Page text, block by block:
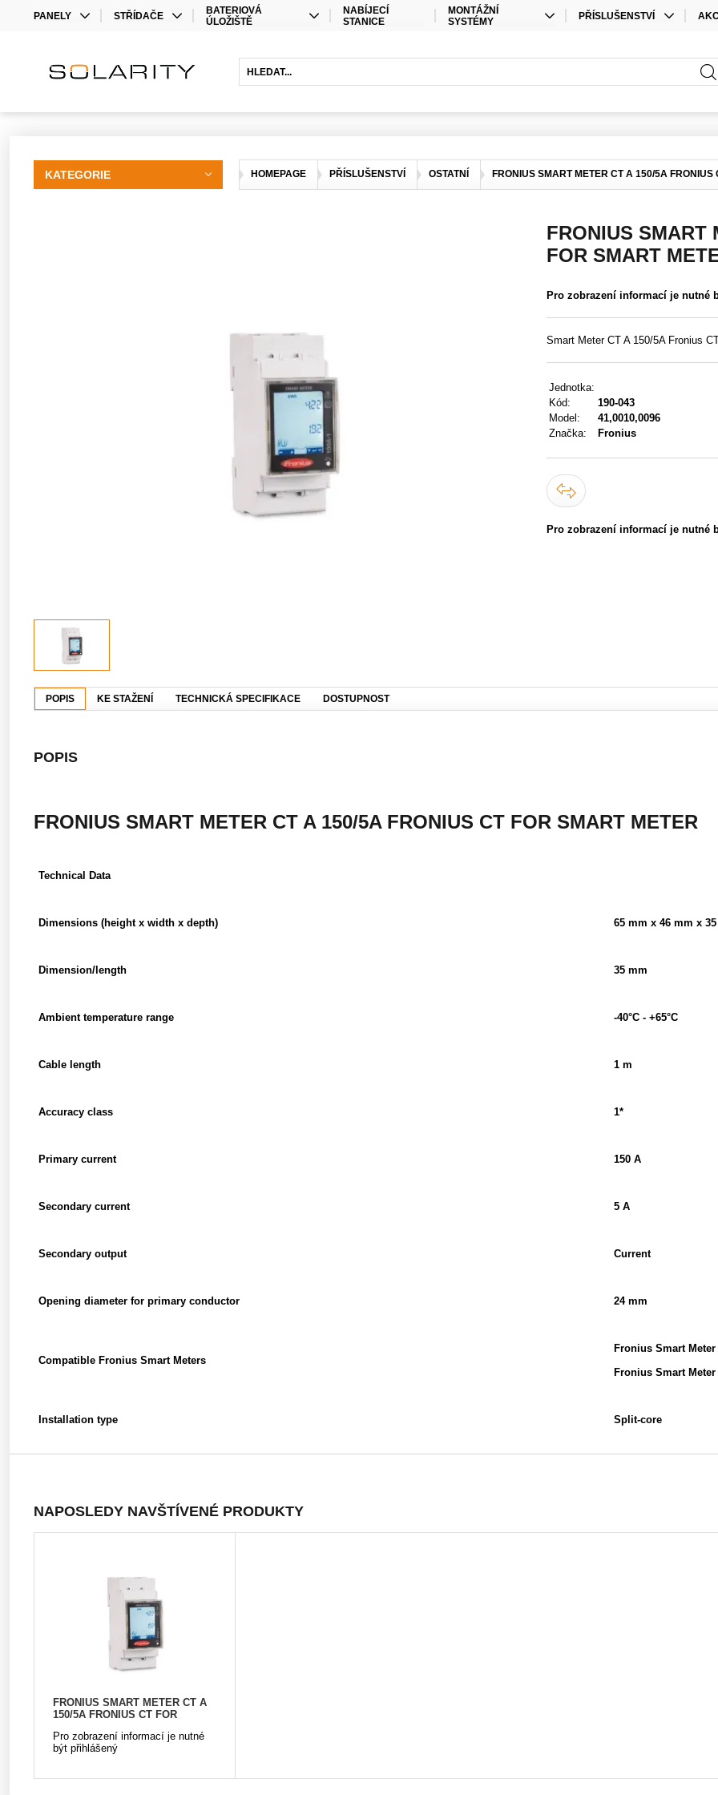
PANELY
BIFACIAL
STŘÍDAČE
OPTIMIZÉRY
BATERIOVÁ
ÚLOŽIŠTĚ
OLOVĚNÉ BATERIE
NABÍJECÍ
STANICE
MONTÁŽNÍ
SYSTÉMY
PŘÍSLUŠENSTVÍ
PŘÍSLUŠENSTVÍ ÚLOŽIŠTĚ
HOMEPAGE PŘÍSLUŠENSTVÍ OSTATNÍ FRONIUS SMART METER CT A 150/5A FRONIUS
KATEGORIE
FRONIUS SMART
FOR SMART
Pro zobrazení informací je nutné
Smart Meter CT A 150/5A Fronius
Jednotka:
Kód:
190-043
Model:
41,0010,0096
Značka:
Fronius
Pro zobrazení informací je nutné
POPIS KE STAŽENÍ TECHNICKÁ SPECIFIKACE DOSTUPNOST
POPIS
FRONIUS SMART METER CT A 150/5A FRONIUS CT FOR SMART METER
Technical Data
Dimensions (height x width x depth) 65 mm x 46 mm x
Dimension/length 35 mm
Ambient temperature range -40°C - +65°C
Cable length 1 m
Accuracy class 1*
Primary current 150 A
Secondary current 5 A
Secondary output Current
Opening diameter for primary conductor 24 mm
Compatible Fronius Smart Meters
Fronius Smart Meter
Fronius Smart Meter
Installation type Split-core
NAPOSLEDY NAVŠTÍVENÉ PRODUKTY
FRONIUS SMART METER CT A
150/5A FRONIUS CT FOR
Pro zobrazení informací je nutné
být přihlášený